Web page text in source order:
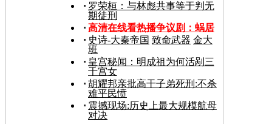
罗荣桓：与林彪共事等于判无
期徒刑
高清在线看热播争议剧： 蜗居
史诗-大秦帝国 致命武器 金大
班
皇宫秘闻：明成祖为何活剐三
千宫女
胡耀邦亲批高干子弟死刑:不杀
难平民愤
震撼现场:历史上最大规模航母
对决